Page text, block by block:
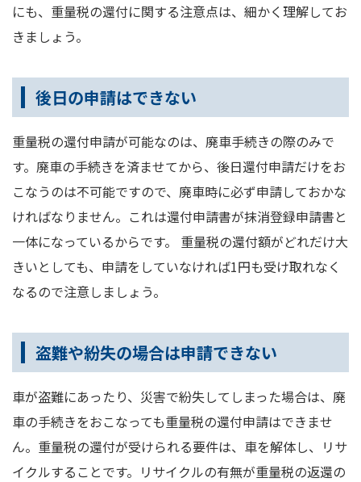
にも、重量税の還付に関する注意点は、細かく理解してお
きましょう。
後日の申請はできない
重量税の還付申請が可能なのは、廃車手続きの際のみで
す。廃車の手続きを済ませてから、後日還付申請だけをお
こなうのは不可能ですので、廃車時に必ず申請しておかな
ければなりません。これは還付申請書が抹消登録申請書と
一体になっているからです。 重量税の還付額がどれだけ大
きいとしても、申請をしていなければ1円も受け取れなく
なるので注意しましょう。
盗難や紛失の場合は申請できない
車が盗難にあったり、災害で紛失してしまった場合は、廃
車の手続きをおこなっても重量税の還付申請はできませ
ん。重量税の還付が受けられる要件は、車を解体し、リサ
イクルすることです。リサイクルの有無が重量税の返還の